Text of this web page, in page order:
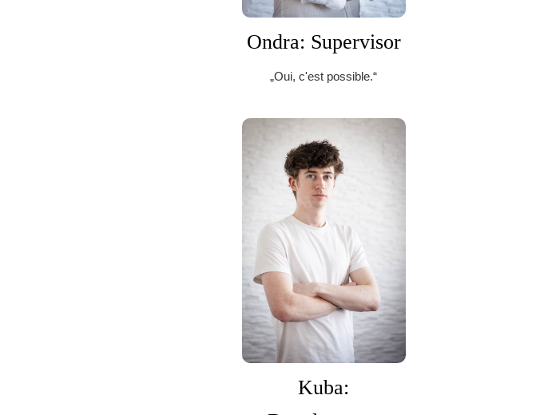
Ondra: Supervisor
„Oui, c'est possible.“
Kuba: